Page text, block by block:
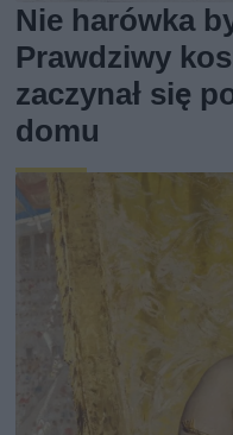
Nie harówka
Prawdziwy
zaczynał się
domu